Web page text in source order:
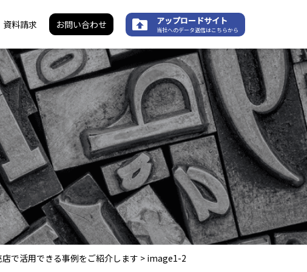
資料請求 お問い合わせ アップロードサイト
当社へのデータ送信はこちらから
で活用できる事例をご紹介します > image1-2